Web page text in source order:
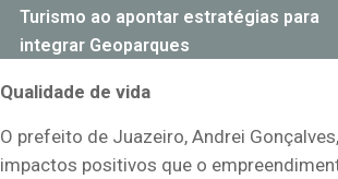
Turismo ao apontar estratégias para
integrar Geoparques
Qualidade de vida
O prefeito de Juazeiro, Andrei
impactos positivos que o